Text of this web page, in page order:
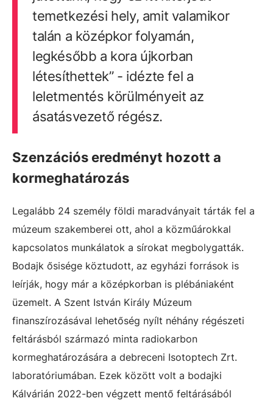
temetkezési hely, amit valamikor
talán a középkor folyamán,
legkésőbb a kora újkorban
létesíthettek” - idézte fel a
leletmentés körülményeit az
ásatásvezető régész.
Szenzációs eredményt hozott a
kormeghatározás
Legalább 24 személy földi maradványait tárták fel a
múzeum szakemberei ott, ahol a közműárokkal
kapcsolatos munkálatok a sírokat megbolygatták.
Bodajk ősisége köztudott, az egyházi források is
leírják, hogy már a középkorban is plébániaként
üzemelt. A Szent István Király Múzeum
finanszírozásával lehetőség nyílt néhány régészeti
feltárásból származó minta radiokarbon
kormeghatározására a debreceni Isotoptech Zrt.
laboratóriumában. Ezek között volt a bodajki
Kálvárián 2022-ben végzett mentő feltárásából